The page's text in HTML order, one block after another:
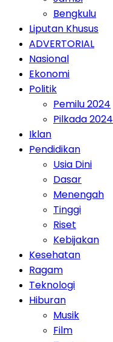
Bengkulu
Liputan Khusus
ADVERTORIAL
Nasional
Ekonomi
Politik
Pemilu 2024
Pilkada 2024
Iklan
Pendidikan
Usia Dini
Dasar
Menengah
Tinggi
Riset
Kebijakan
Kesehatan
Ragam
Teknologi
Hiburan
Musik
Film